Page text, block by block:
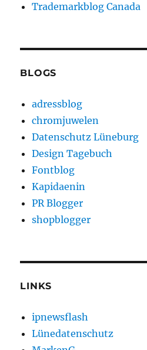
Trademarkblog Canada
BLOGS
adressblog
chromjuwelen
Datenschutz Lüneburg
Design Tagebuch
Fontblog
Kapidaenin
PR Blogger
shopblogger
LINKS
ipnewsflash
Lünedatenschutz